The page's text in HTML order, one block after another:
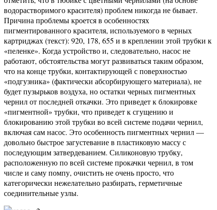
водорастворимого красителя) проблем никогда не бывает.
Причина проблемы кроется в особенностях
пигментированного красителя, используемого в черных
картриджах (текст): 920, 178, 655 и в креплении этой трубки к
«пеленке». Когда устройство и, следовательно, насос не
работают, обстоятельства могут развиваться таким образом,
что на конце трубки, контактирующей с поверхностью
«подгузника» (фактически абсорбирующего материала), не
будет пузырьков воздуха, но остатки черных пигментных
чернил от последней откачки. Это приведет к блокировке
«пигментной» трубки, что приведет к сгущению и
блокированию этой трубки во всей системе подачи чернил,
включая сам насос. Это особенность пигментных чернил —
довольно быстрое загустевание в пластиковую массу с
последующим затвердеванием. Силиконовую трубку,
расположенную по всей системе прокачки чернил, в том
числе и саму помпу, очистить не очень просто, что
категорически нежелательно разбирать, герметичные
соединительные узлы.